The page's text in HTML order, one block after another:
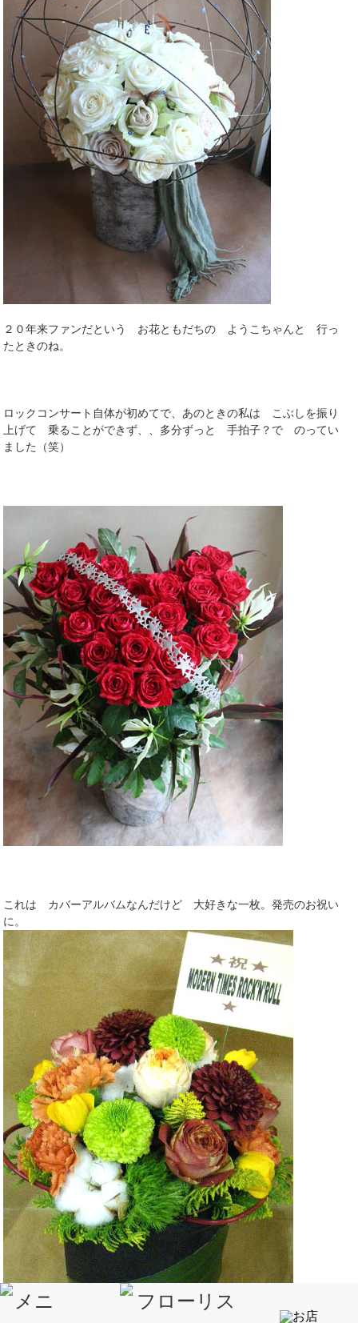
２０年来ファンだという お花ともだちの ようこちゃんと 行っ
たときのね。
ロックコンサート自体が初めてで、あのときの私は こぶしを振り
上げて 乗ることができず、、多分ずっと 手拍子？で のってい
ました（笑）
これは カバーアルバムなんだけど 大好きな一枚。発売のお祝い
に。